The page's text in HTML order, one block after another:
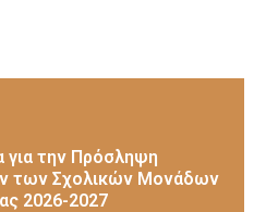
για την Πρόσληψη
των Σχολικών Μονάδων
2026-2027